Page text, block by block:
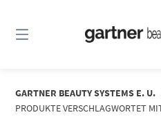
Inhalt
GARTNER BEAUTY SYSTEMS E. U.
PRODUKTE VERSCHLAGWORTET